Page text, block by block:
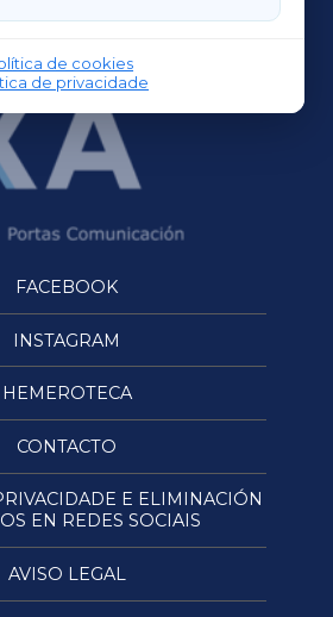
de cookies
de privacidade
OURENSEXA
FACEBOOK
INSTAGRAM
HEMEROTECA
CONTACTO
E ELIMINACIÓN
EN REDES SOCIAIS
AVISO LEGAL